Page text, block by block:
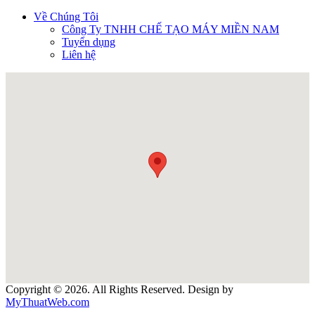
Về Chúng Tôi
Công Ty TNHH CHẾ TẠO MÁY MIỀN NAM
Tuyển dụng
Liên hệ
Copyright © 2026. All Rights Reserved. Design by
MyThuatWeb.com